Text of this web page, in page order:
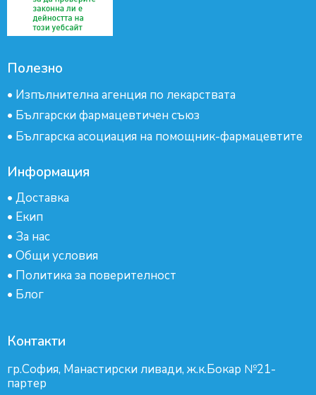
Полезно
• Изпълнителна агенция по лекарствата
• Български фармацевтичен съюз
• Българска асоциация на помощник-фармацевтите
Информация
• Доставка
• Екип
• За нас
• Общи условия
• Политика за поверителност
• Блог
Контакти
гр.София, Манастирски ливади, ж.к.Бокар №21-
партер